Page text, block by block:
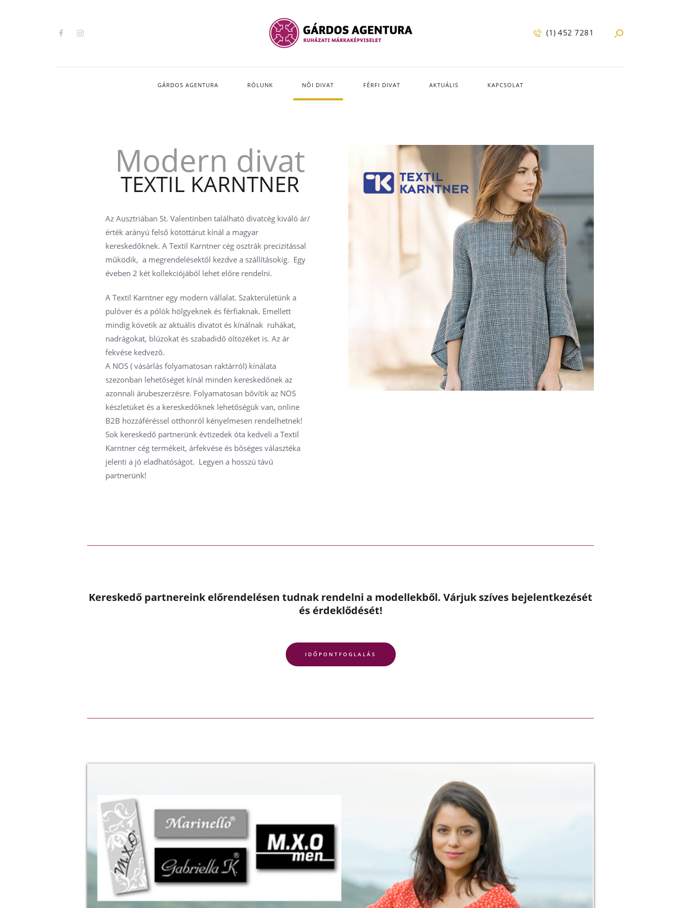
(1) 452 7281
GÁRDOS AGENTURA RÓLUNK NŐI DIVAT FÉRFI DIVAT AKTUÁLIS KAPCSOLAT
Modern divat
TEXTIL KARNTNER
Az Ausztriában St. Valentinben található divatcég kiváló ár/
érték arányú felső kötöttárut kínál a magyar
kereskedőknek. A Textil Karntner cég osztrák precizitással
működik, a megrendelésektől kezdve a szállításokig. Egy
éveben 2 két kollekciójából lehet előre rendelni.
A Textil Karntner egy modern vállalat. Szakterületünk a
pulóver és a pólók hölgyeknek és férfiaknak. Emellett
mindig követik az aktuális divatot és kínálnak ruhákat,
nadrágokat, blúzokat és szabadidő öltözéket is. Az ár
fekvése kedvező.
A NOS ( vásárlás folyamatosan raktárról) kínálata
szezonban lehetőséget kínál minden kereskedőnek az
azonnali árubeszerzésre. Folyamatosan bővítik az NOS
készletüket és a kereskedőknek lehetőségük van, online
B2B hozzáféréssel otthonról kényelmesen rendelhetnek!
Sok kereskedő partnerünk évtizedek óta kedveli a Textil
Karntner cég termékeit, árfekvése és bőséges választéka
jelenti a jó eladhatóságot. Legyen a hosszú távú
partnerünk!
Kereskedő partnereink előrendelésen tudnak rendelni a modellekből. Várjuk szíves bejelentkezését
és érdeklődését!
IDŐPONTFOGLALÁS